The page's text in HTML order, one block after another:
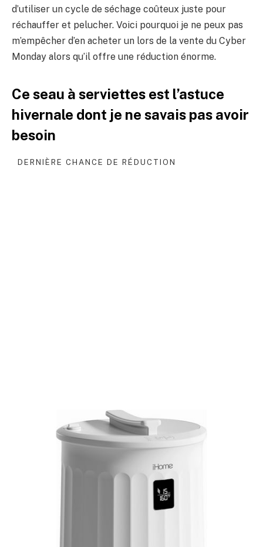
d’utiliser un cycle de séchage coûteux juste pour
réchauffer et pelucher. Voici pourquoi je ne peux pas
m’empêcher d’en acheter un lors de la vente du Cyber ​​​​
Monday alors qu’il offre une réduction énorme.
Ce seau à serviettes est l’astuce
hivernale dont je ne savais pas avoir
besoin
DERNIÈRE CHANCE DE RÉDUCTION